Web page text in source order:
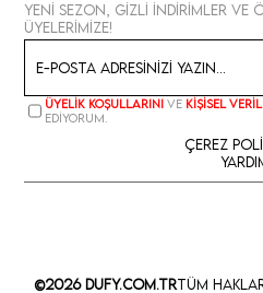
Yeni sezon, gizli indirimler ve
üyelerimize!
Üyelik koşullarını ve kişisel
ediyorum.
Çerez
©2026 Dufy.com.trTüm